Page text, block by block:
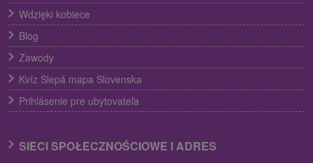
Wdzięki kobiece
Blog
Zawody
Kvíz Slepá mapa Slovenska
Prihlásenie pre ubytovateľa
SIECI SPOŁECZNOŚCIOWE I ADRES